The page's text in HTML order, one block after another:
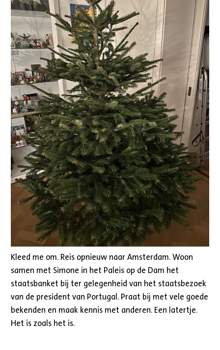
Kleed me om. Reis opnieuw naar Amsterdam. Woon
samen met Simone in het Paleis op de Dam het
staatsbanket bij ter gelegenheid van het staatsbezoek
van de president van Portugal. Praat bij met vele goede
bekenden en maak kennis met anderen. Een latertje.
Het is zoals het is.